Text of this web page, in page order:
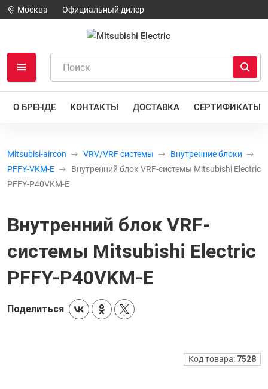
Москва Официальный дилер
О БРЕНДЕ КОНТАКТЫ ДОСТАВКА СЕРТИФИКАТЫ
Mitsubisi-aircon VRV/VRF системы
Внутренние блоки
PFFY-VKM-E
Внутренний блок VRF-системы Mitsubishi Electric
PFFY-P40VKM-E
Внутренний блок VRF-
системы Mitsubishi Electric
PFFY-P40VKM-E
Поделиться
Код товара: 7528